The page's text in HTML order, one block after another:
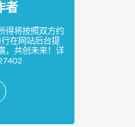
者
得将按照双方约
在网站后台提
，共创未来！详